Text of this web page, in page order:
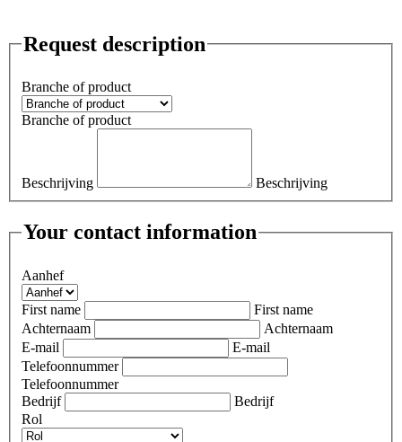
Request description
Branche of product
Branche of product
Beschrijving Beschrijving
Your contact information
Aanhef
First name
First name
Achternaam
Achternaam
E-mail
E-mail
Telefoonnummer
Telefoonnummer
Bedrijf
Bedrijf
Rol